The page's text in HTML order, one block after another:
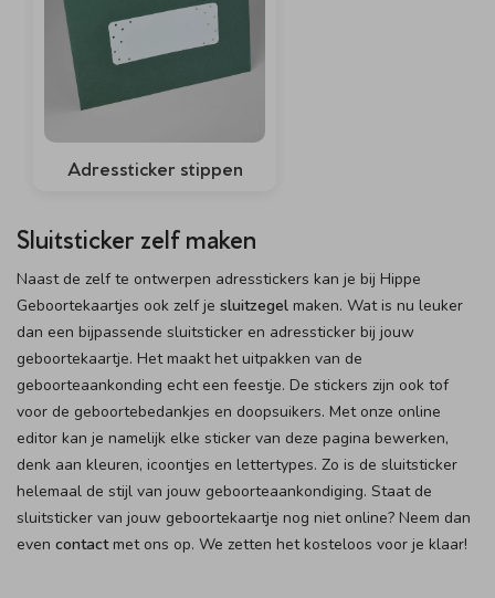
Adressticker stippen
Sluitsticker zelf maken
Naast de zelf te ontwerpen adresstickers kan je bij Hippe
Geboortekaartjes ook zelf je sluitzegel maken. Wat is nu leuker
dan een bijpassende sluitsticker en adressticker bij jouw
geboortekaartje. Het maakt het uitpakken van de
geboorteaankonding echt een feestje. De stickers zijn ook tof
voor de geboortebedankjes en doopsuikers. Met onze online
editor kan je namelijk elke sticker van deze pagina bewerken,
denk aan kleuren, icoontjes en lettertypes. Zo is de sluitsticker
helemaal de stijl van jouw geboorteaankondiging. Staat de
sluitsticker van jouw geboortekaartje nog niet online? Neem dan
even contactmet ons op. We zetten het kosteloos voor je klaar!